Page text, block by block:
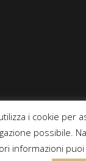
Bisco-cceria |
i cookie per
possibile.
informazioni